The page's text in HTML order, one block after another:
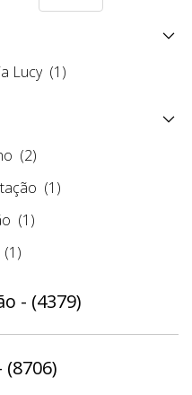
Lucy (1)
(2)
(1)
(1)
(1)
- (4379)
(8706)